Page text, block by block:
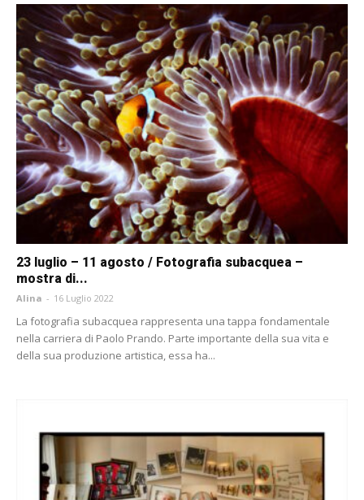
23 luglio – 11 agosto / Fotografia subacquea –
mostra di...
Alina - 16 Luglio 2022
La fotografia subacquea rappresenta una tappa fondamentale
nella carriera di Paolo Prando. Parte importante della sua vita e
della sua produzione artistica, essa ha...